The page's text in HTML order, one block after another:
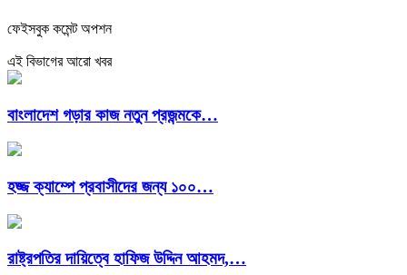
ফেইসবুক কমেন্ট অপশন
এই বিভাগের আরো খবর
বাংলাদেশ গড়ার কাজ নতুন প্রজন্মকে…
হজ্জ ক্যাম্পে প্রবাসীদের জন্য ১০০…
রাষ্ট্রপতির দায়িত্বে হাফিজ উদ্দিন আহমদ,…